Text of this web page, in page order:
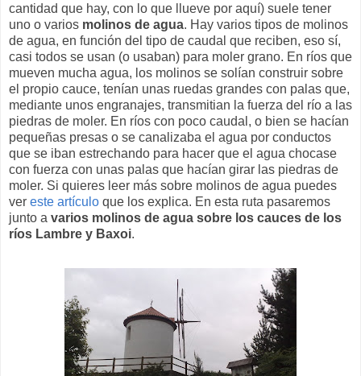
cantidad que hay, con lo que llueve por aquí) suele tener
uno o varios molinos de agua. Hay varios tipos de molinos
de agua, en función del tipo de caudal que reciben, eso sí,
casi todos se usan (o usaban) para moler grano. En ríos que
mueven mucha agua, los molinos se solían construir sobre
el propio cauce, tenían unas ruedas grandes con palas que,
mediante unos engranajes, transmitian la fuerza del río a las
piedras de moler. En ríos con poco caudal, o bien se hacían
pequeñas presas o se canalizaba el agua por conductos
que se iban estrechando para hacer que el agua chocase
con fuerza con unas palas que hacían girar las piedras de
moler. Si quieres leer más sobre molinos de agua puedes
ver este artículo que los explica. En esta ruta pasaremos
junto a varios molinos de agua sobre los cauces de los
ríos Lambre y Baxoi.